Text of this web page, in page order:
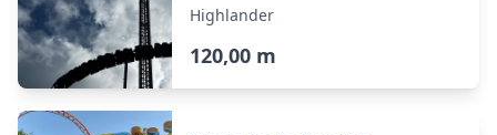
Highlander
120,00 m